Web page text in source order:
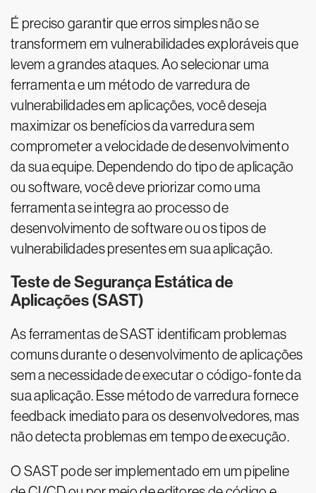
É preciso garantir que erros simples não se
transformem em vulnerabilidades exploráveis que
levem a grandes ataques. Ao selecionar uma
ferramenta e um método de varredura de
vulnerabilidades em aplicações, você deseja
maximizar os benefícios da varredura sem
comprometer a velocidade de desenvolvimento
da sua equipe. Dependendo do tipo de aplicação
ou software, você deve priorizar como uma
ferramenta se integra ao processo de
desenvolvimento de software ou os tipos de
vulnerabilidades presentes em sua aplicação.
Teste de Segurança Estática de
Aplicações (SAST)
As ferramentas de SAST identificam problemas
comuns durante o desenvolvimento de aplicações
sem a necessidade de executar o código-fonte da
sua aplicação. Esse método de varredura fornece
feedback imediato para os desenvolvedores, mas
não detecta problemas em tempo de execução.
O SAST pode ser implementado em um pipeline